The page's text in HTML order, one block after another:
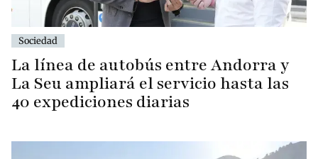
Sociedad
La línea de autobús entre Andorra y
La Seu ampliará el servicio hasta las
40 expediciones diarias